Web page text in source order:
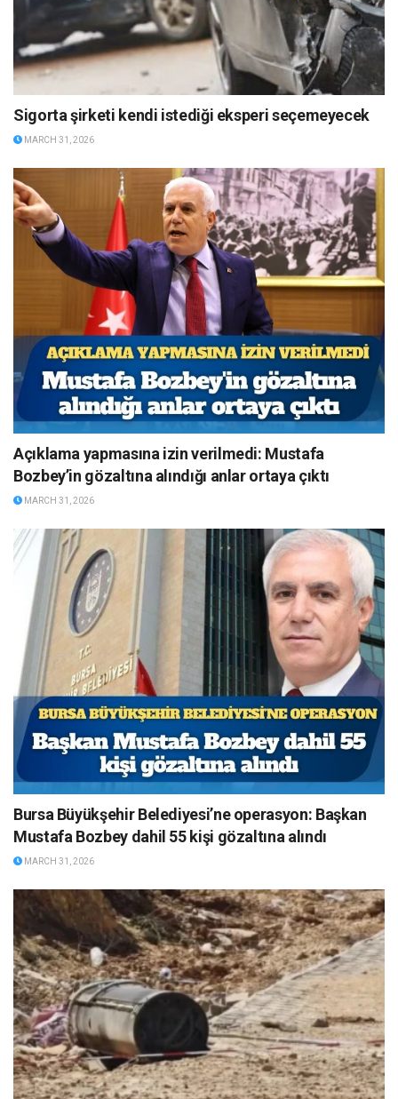
Sigorta şirketi kendi istediği eksperi seçemeyecek
MARCH 31, 2026
Açıklama yapmasına izin verilmedi: Mustafa
Bozbey’in gözaltına alındığı anlar ortaya çıktı
MARCH 31, 2026
Bursa Büyükşehir Belediyesi’ne operasyon: Başkan
Mustafa Bozbey dahil 55 kişi gözaltına alındı
MARCH 31, 2026